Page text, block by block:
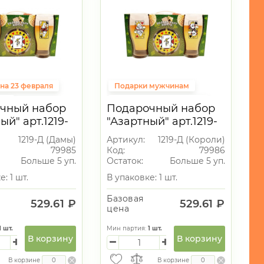
23 февраля
набор
арт.1219-
1219-Д (Дамы)
79985
Больше 5 уп.
1 шт.
529.61 ₽
шт.
В корзину
В корзине
Подарки мужчинам
Пивной сет
Подарочный набор
"Азартный" арт.1219-
Д (Короли)
Артикул:
1219-Д (Короли)
Код:
79986
Остаток:
Больше 5 уп.
В упаковке: 1 шт.
Базовая
цена
529.61 ₽
Мин партия:1 шт.
В корзину
В корзине